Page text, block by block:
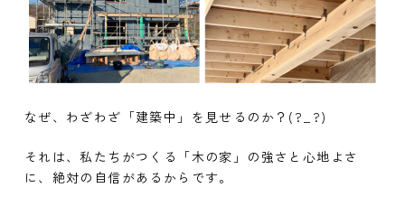
なぜ、わざわざ「建築中」を見せるのか？(?_?)
それは、私たちがつくる「木の家」の強さと心地よさ
に、絶対の自信があるからです。